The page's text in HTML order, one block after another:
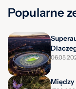
Popularne
Między